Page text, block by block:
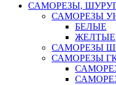
САМОРЕЗЫ,
САМОРЕЗЫ
БЕЛЫЕ
ЖЕЛТЫЕ
САМОРЕЗЫ
САМОРЕЗЫ